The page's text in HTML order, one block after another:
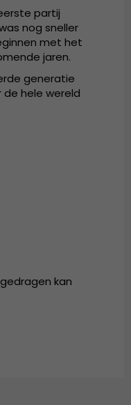
partij
nog sneller
met het
jaren.
generatie
hele wereld
kan